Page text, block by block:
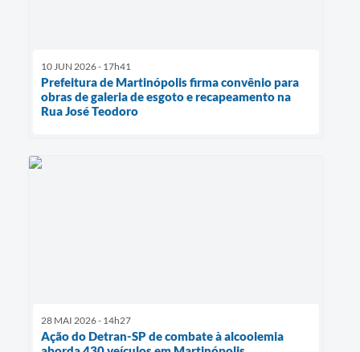
10 JUN 2026 - 17h41
Prefeitura de Martinópolis firma convênio para
obras de galeria de esgoto e recapeamento na
Rua José Teodoro
28 MAI 2026 - 14h27
Ação do Detran-SP de combate à alcoolemia